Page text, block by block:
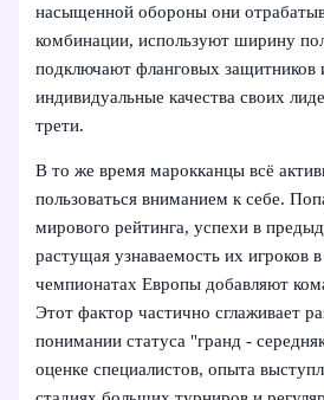
насыщенной обороны они
комбинации, используют ширину
подключают фланговых защитников
индивидуальные качества своих
трети.
В то же время марокканцы всё
пользоваться вниманием к себе.
мирового рейтинга, успехи в
растущая узнаваемость их игроков
чемпионатах Европы добавляют
Этот фактор частично сглаживает
понимании статуса "гранд -
оценке специалистов, опыта